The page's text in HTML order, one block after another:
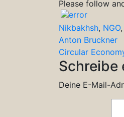
Please follow
Nikbakhsh, NGO,
Anton Bruckner
Circular
Schreibe
Deine E-Mail-